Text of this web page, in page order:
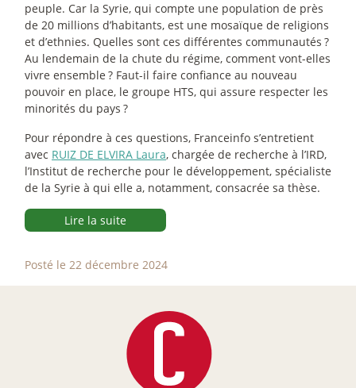
peuple. Car la Syrie, qui compte une population de près
de 20 millions d’habitants, est une mosaïque de religions
et d’ethnies. Quelles sont ces différentes communautés ?
Au lendemain de la chute du régime, comment vont-elles
vivre ensemble ? Faut-il faire confiance au nouveau
pouvoir en place, le groupe HTS, qui assure respecter les
minorités du pays ?
Pour répondre à ces questions, Franceinfo s’entretient
avec RUIZ DE ELVIRA Laura, chargée de recherche à l’IRD,
l’Institut de recherche pour le développement, spécialiste
de la Syrie à qui elle a, notamment, consacrée sa thèse.
Lire la suite
Posté le 22 décembre 2024